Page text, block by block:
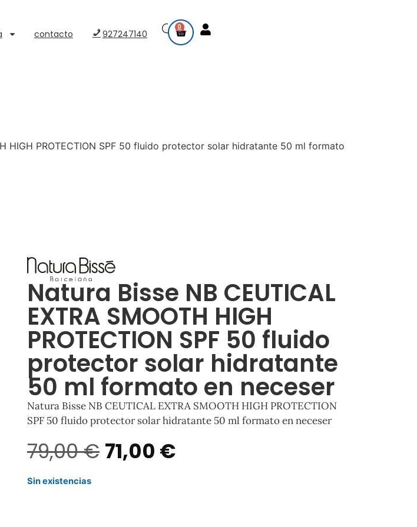
contacto 927247140
0
HIGH PROTECTION SPF 50 fluido protector solar hidratante 50 ml formato
Natura Bisse NB CEUTICAL
EXTRA SMOOTH HIGH
PROTECTION SPF 50 fluido
protector solar hidratante
50 ml formato en neceser
Natura Bisse NB CEUTICAL EXTRA SMOOTH HIGH PROTECTION
SPF 50 fluido protector solar hidratante 50 ml formato en neceser
79,00€ 71,00 €
Sin existencias